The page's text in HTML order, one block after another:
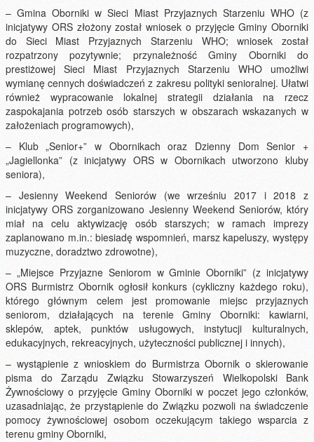
– Gmina Oborniki w Sieci Miast Przyjaznych Starzeniu WHO (z
inicjatywy ORS złożony został wniosek o przyjęcie Gminy Oborniki
do Sieci Miast Przyjaznych Starzeniu WHO; wniosek został
rozpatrzony pozytywnie; przynależność Gminy Oborniki do
prestiżowej Sieci Miast Przyjaznych Starzeniu WHO umożliwi
wymianę cennych doświadczeń z zakresu polityki senioralnej. Ułatwi
również wypracowanie lokalnej strategii działania na rzecz
zaspokajania potrzeb osób starszych w obszarach wskazanych w
założeniach programowych),
– Klub „Senior+” w Obornikach oraz Dzienny Dom Senior +
„Jagiellonka” (z inicjatywy ORS w Obornikach utworzono kluby
seniora),
– Jesienny Weekend Seniorów (we wrześniu 2017 i 2018 z
inicjatywy ORS zorganizowano Jesienny Weekend Seniorów, który
miał na celu aktywizację osób starszych; w ramach imprezy
zaplanowano m.in.: biesiadę wspomnień, marsz kapeluszy, występy
muzyczne, doradztwo zdrowotne),
– „Miejsce Przyjazne Seniorom w Gminie Oborniki” (z inicjatywy
ORS Burmistrz Obornik ogłosił konkurs (cykliczny każdego roku),
którego głównym celem jest promowanie miejsc przyjaznych
seniorom, działających na terenie Gminy Oborniki: kawiarni,
sklepów, aptek, punktów usługowych, instytucji kulturalnych,
edukacyjnych, rekreacyjnych, użyteczności publicznej i innych),
– wystąpienie z wnioskiem do Burmistrza Obornik o skierowanie
pisma do Zarządu Związku Stowarzyszeń Wielkopolski Bank
Żywnościowy o przyjęcie Gminy Oborniki w poczet jego członków,
uzasadniając, że przystąpienie do Związku pozwoli na świadczenie
pomocy żywnościowej osobom oczekującym takiego wsparcia z
terenu gminy Oborniki,